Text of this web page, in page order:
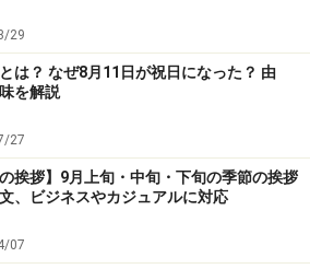
29
は？ なぜ8月11日が祝日になった？ 由
を解説
27
の挨拶】9月上旬・中旬・下旬の季節の挨拶
、ビジネスやカジュアルに対応
07